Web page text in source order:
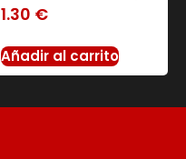
1.30 €
Añadir al carrito